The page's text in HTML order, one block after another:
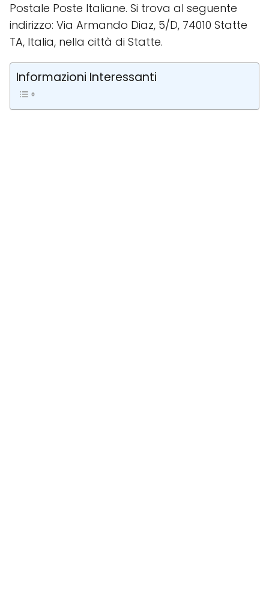
Postale Poste Italiane. Si trova al seguente
indirizzo: Via Armando Diaz, 5/D, 74010 Statte
TA, Italia, nella città di Statte.
Informazioni Interessanti